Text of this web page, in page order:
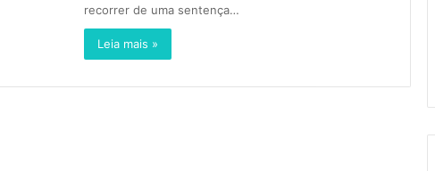
recorrer de uma sentença…
Leia mais »